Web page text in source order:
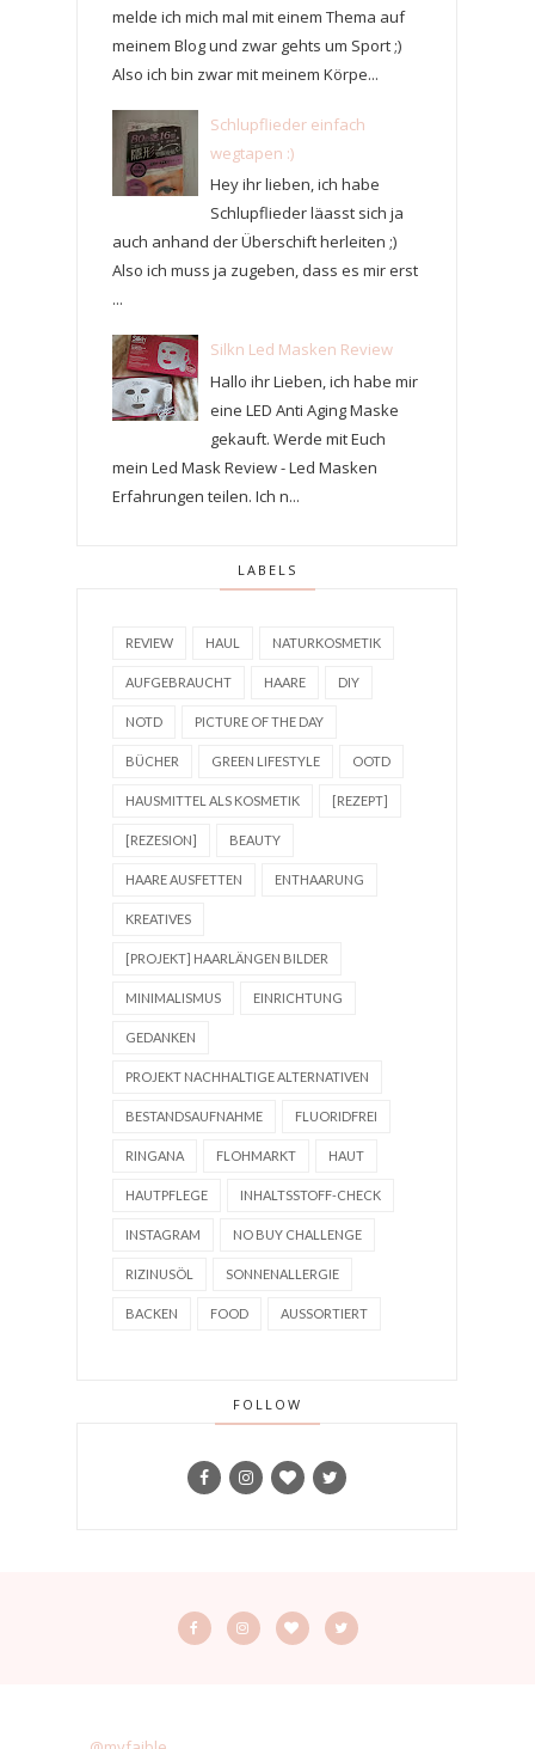
melde ich mich mal mit einem Thema auf
meinem Blog und zwar gehts um Sport ;)
Also ich bin zwar mit meinem Körpe...
Schlupflieder einfach
wegtapen :)
Hey ihr lieben, ich habe
Schlupflieder läasst sich ja
auch anhand der Überschift herleiten ;)
Also ich muss ja zugeben, dass es mir erst
...
Silkn Led Masken Review
Hallo ihr Lieben, ich habe mir
eine LED Anti Aging Maske
gekauft. Werde mit Euch
mein Led Mask Review - Led Masken
Erfahrungen teilen. Ich n...
LABELS
REVIEW HAUL NATURKOSMETIK
AUFGEBRAUCHT HAARE DIY
NOTD PICTURE OF THE DAY
BÜCHER GREEN LIFESTYLE OOTD
HAUSMITTEL ALS KOSMETIK [REZEPT]
[REZESION] BEAUTY
HAARE AUSFETTEN ENTHAARUNG
KREATIVES
[PROJEKT] HAARLÄNGEN BILDER
MINIMALISMUS EINRICHTUNG
GEDANKEN
PROJEKT NACHHALTIGE ALTERNATIVEN
BESTANDSAUFNAHME FLUORIDFREI
RINGANA FLOHMARKT HAUT
HAUTPFLEGE INHALTSSTOFF-CHECK
INSTAGRAM NO BUY CHALLENGE
RIZINUSÖL SONNENALLERGIE
BACKEN FOOD AUSSORTIERT
FOLLOW